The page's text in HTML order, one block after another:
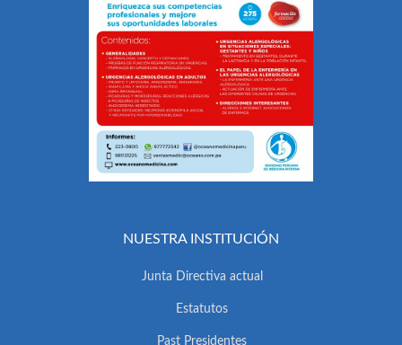
NUESTRA INSTITUCIÓN
Junta Directiva actual
Estatutos
Past Presidentes